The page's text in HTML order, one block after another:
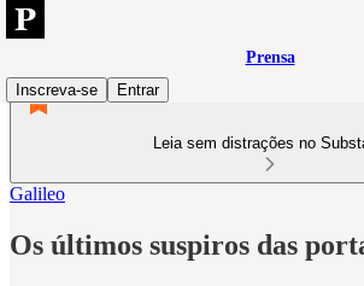
Prensa
Inscreva-se
Entrar
Leia sem distrações no
Galileo
Os últimos suspiros das